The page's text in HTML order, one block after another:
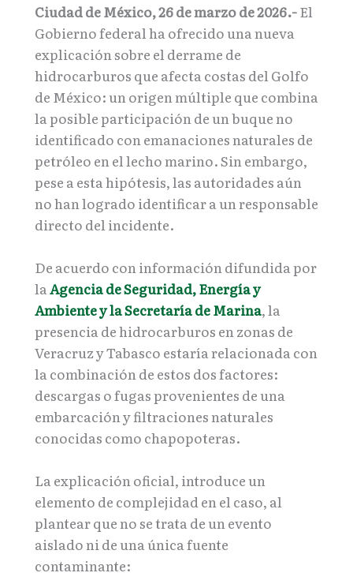
Ciudad de México, 26 de marzo de 2026.-El
Gobierno federal ha ofrecido una nueva
explicación sobre el derrame de
hidrocarburos que afecta costas del Golfo
de México: un origen múltiple que combina
la posible participación de un buque no
identificado con emanaciones naturales de
petróleo en el lecho marino. Sin embargo,
pese a esta hipótesis, las autoridades aún
no han logrado identificar a un responsable
directo del incidente.
De acuerdo con información difundida por
laAgencia de Seguridad, Energía y
Ambiente y la Secretaría de Marina, la
presencia de hidrocarburos en zonas de
Veracruz y Tabasco estaría relacionada con
la combinación de estos dos factores:
descargas o fugas provenientes de una
embarcación y filtraciones naturales
conocidas como chapopoteras.
La explicación oficial, introduce un
elemento de complejidad en el caso, al
plantear que no se trata de un evento
aislado ni de una única fuente
contaminante: